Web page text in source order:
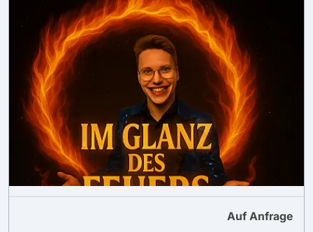
Auf Anfrage